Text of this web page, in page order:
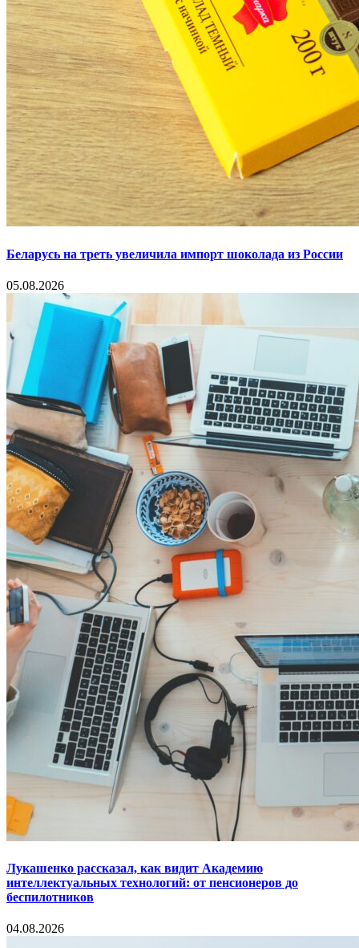
Беларусь на треть увеличила импорт шоколада из России
05.08.2026
Лукашенко рассказал, как видит Академию
интеллектуальных технологий: от пенсионеров до
беспилотников
04.08.2026